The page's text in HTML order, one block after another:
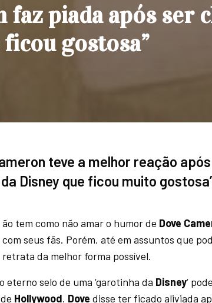
faz piada após ser
gostosa”
teve a melhor reação
Disney que ficou muito
ão tem como não amar o humor de Dove
com seus fãs. Porém, até em assuntos que
retrata da melhor forma possível.
eterno selo de uma ‘garotinha da Disney‘
Hollywood. Dovedisse ter ficado aliviada